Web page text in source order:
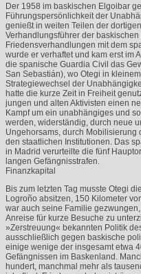
Der 1958 im baskischen Elgoibar
Führungspersönlichkeit der
genießt in weiten Teilen der
Verhandlungsführer der
Friedensverhandlungen mit dem
wurde er verhaftet und kam erst im
die spanische Guardia Civil das
San Sebastián), wo Otegi in
Strategiewechsel der
hatte die kurze Zeit in Freiheit
jungen und alten Aktivisten einen
Kampf um ein unabhängiges und
werden, widerständig, durch neue
Ungehorsams, durch Mobilisierung
den staatlichen Institutionen. Das
in Madrid verurteilte die fünf
langen Gefängnisstrafen.
Finanzkapital
Bis zum letzten Tag musste Otegi
Logroño absitzen, 150 Kilometer
war auch seine Familie
Anreise für kurze Besuche zu
»Zerstreuung« bekannten Politik
ausschließlich gegen baskische
einige wenige der insgesamt etwa
Gefängnissen im Baskenland.
hundert, manchmal mehr als